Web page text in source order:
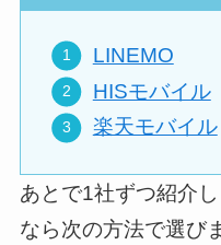
LINEMO
HISモバイル
楽天モバイル
あとで1社ずつ紹介
なら次の方法で選び